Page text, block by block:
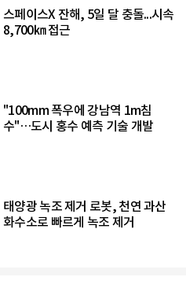
스페이스X 잔해, 5일 달 충돌...시속
8,700㎞ 접근
"100mm 폭우에 강남역 1m침
수"…도시 홍수 예측 기술 개발
태양광 녹조 제거 로봇, 천연 과산
화수소로 빠르게 녹조 제거